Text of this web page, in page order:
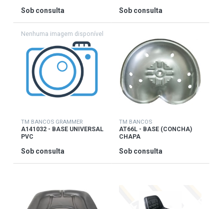
Sob consulta Sob consulta
TM BANCOS GRAMMER
A141032 - BASE UNIVERSAL
PVC
Sob consulta
TM BANCOS
AT66L - BASE (CONCHA)
CHAPA
Sob consulta